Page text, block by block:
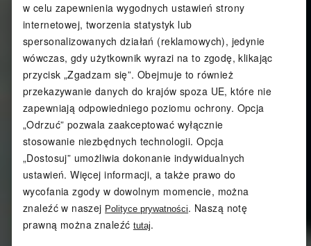
w celu zapewnienia wygodnych ustawień strony
internetowej, tworzenia statystyk lub
spersonalizowanych działań (reklamowych), jedynie
wówczas, gdy użytkownik wyrazi na to zgodę, klikając
przycisk „Zgadzam się”. Obejmuje to również
przekazywanie danych do krajów spoza UE, które nie
zapewniają odpowiedniego poziomu ochrony. Opcja
„Odrzuć” pozwala zaakceptować wyłącznie
stosowanie niezbędnych technologii. Opcja
„Dostosuj” umożliwia dokonanie indywidualnych
ustawień. Więcej informacji, a także prawo do
wycofania zgody w dowolnym momencie, można
znaleźć w naszej Polityce prywatności. Naszą notę
prawną można znaleźć tutaj.